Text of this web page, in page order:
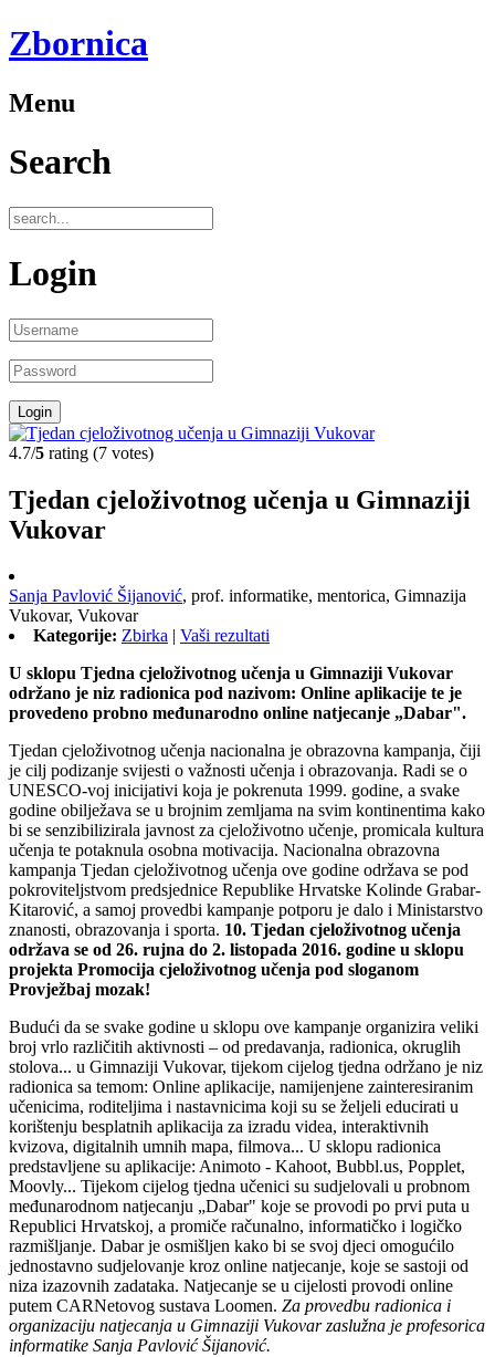
Zbornica
Menu
Search
Login
4.7/5 rating (7 votes)
Tjedan cjeloživotnog učenja u Gimnaziji
Vukovar
Sanja Pavlović Šijanović, prof. informatike, mentorica, Gimnazija
Vukovar, Vukovar
Kategorije: Zbirka | Vaši rezultati
U sklopu Tjedna cjeloživotnog učenja u Gimnaziji Vukovar
održano je niz radionica pod nazivom: Online aplikacije te je
provedeno probno međunarodno online natjecanje „Dabar".
Tjedan cjeloživotnog učenja nacionalna je obrazovna kampanja, čiji
je cilj podizanje svijesti o važnosti učenja i obrazovanja. Radi se o
UNESCO-voj inicijativi koja je pokrenuta 1999. godine, a svake
godine obilježava se u brojnim zemljama na svim kontinentima kako
bi se senzibilizirala javnost za cjeloživotno učenje, promicala kultura
učenja te potaknula osobna motivacija. Nacionalna obrazovna
kampanja Tjedan cjeloživotnog učenja ove godine održava se pod
pokroviteljstvom predsjednice Republike Hrvatske Kolinde Grabar-
Kitarović, a samoj provedbi kampanje potporu je dalo i Ministarstvo
znanosti, obrazovanja i sporta. 10. Tjedan cjeloživotnog učenja
održava se od 26. rujna do 2. listopada 2016. godine u sklopu
projekta Promocija cjeloživotnog učenja pod sloganom
Provježbaj mozak!
Budući da se svake godine u sklopu ove kampanje organizira veliki
broj vrlo različitih aktivnosti – od predavanja, radionica, okruglih
stolova... u Gimnaziji Vukovar, tijekom cijelog tjedna održano je niz
radionica sa temom: Online aplikacije, namijenjene zainteresiranim
učenicima, roditeljima i nastavnicima koji su se željeli educirati u
korištenju besplatnih aplikacija za izradu videa, interaktivnih
kvizova, digitalnih umnih mapa, filmova... U sklopu radionica
predstavljene su aplikacije: Animoto - Kahoot, Bubbl.us, Popplet,
Moovly... Tijekom cijelog tjedna učenici su sudjelovali u probnom
međunarodnom natjecanju „Dabar" koje se provodi po prvi puta u
Republici Hrvatskoj, a promiče računalno, informatičko i logičko
razmišljanje. Dabar je osmišljen kako bi se svoj djeci omogućilo
jednostavno sudjelovanje kroz online natjecanje, koje se sastoji od
niza izazovnih zadataka. Natjecanje se u cijelosti provodi online
putem CARNetovog sustava Loomen. Za provedbu radionica i
organizaciju natjecanja u Gimnaziji Vukovar zaslužna je profesorica
informatike Sanja Pavlović Šijanović.